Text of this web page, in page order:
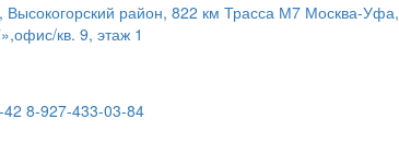
Высокогорский район, 822 км Трасса М7 Москва-Уфа,
кв. 9, этаж 1
8-927-433-03-84